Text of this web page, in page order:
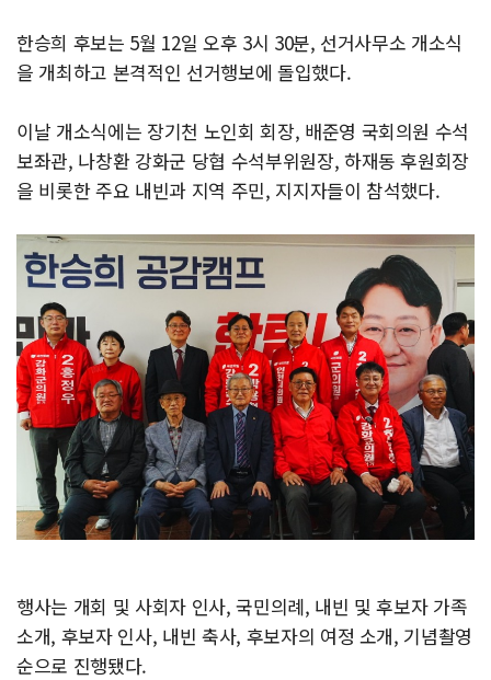
한승희 후보는 5월 12일 오후 3시 30분, 선거사무소 개소식
을 개최하고 본격적인 선거행보에 돌입했다.
이날 개소식에는 장기천 노인회 회장, 배준영 국회의원 수석
보좌관, 나창환 강화군 당협 수석부위원장, 하재동 후원회장
을 비롯한 주요 내빈과 지역 주민, 지지자들이 참석했다.
행사는 개회 및 사회자 인사, 국민의례, 내빈 및 후보자 가족
소개, 후보자 인사, 내빈 축사, 후보자의 여정 소개, 기념촬영
순으로 진행됐다.